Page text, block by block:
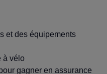
et des équipements
à vélo
gagner en assurance